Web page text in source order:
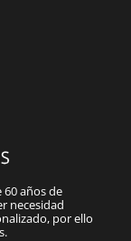
años de
necesidad
por ello